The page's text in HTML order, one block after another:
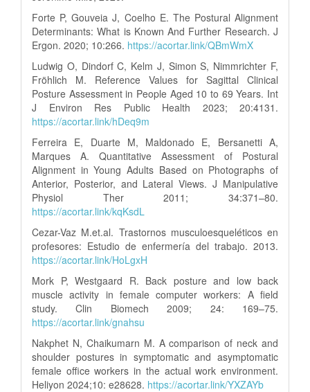
Forte P, Gouveia J, Coelho E. The Postural Alignment
Determinants: What is Known And Further Research. J
Ergon. 2020; 10:266. https://acortar.link/QBmWmX
Ludwig O, Dindorf C, Kelm J, Simon S, Nimmrichter F,
Fröhlich M. Reference Values for Sagittal Clinical
Posture Assessment in People Aged 10 to 69 Years. Int
J Environ Res Public Health 2023; 20:4131.
https://acortar.link/hDeq9m
Ferreira E, Duarte M, Maldonado E, Bersanetti A,
Marques A. Quantitative Assessment of Postural
Alignment in Young Adults Based on Photographs of
Anterior, Posterior, and Lateral Views. J Manipulative
Physiol Ther 2011; 34:371–80.
https://acortar.link/kqKsdL
Cezar-Vaz M.et.al. Trastornos musculoesqueléticos en
profesores: Estudio de enfermería del trabajo. 2013.
https://acortar.link/HoLgxH
Mork P, Westgaard R. Back posture and low back
muscle activity in female computer workers: A field
study. Clin Biomech 2009; 24: 169–75.
https://acortar.link/gnahsu
Nakphet N, Chaikumarn M. A comparison of neck and
shoulder postures in symptomatic and asymptomatic
female office workers in the actual work environment.
Heliyon 2024;10: e28628. https://acortar.link/YXZAYb